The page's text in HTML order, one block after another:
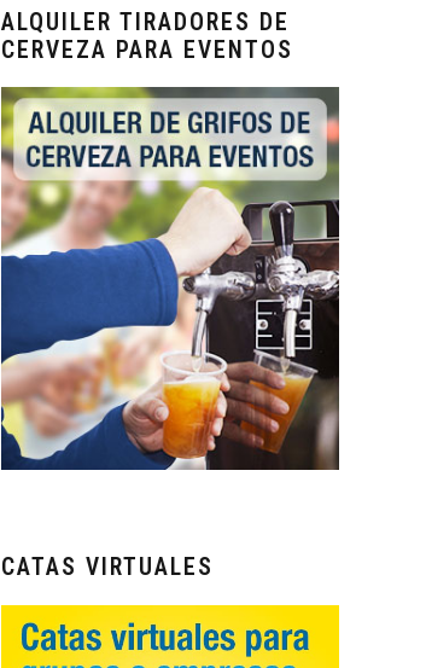
ALQUILER TIRADORES DE
CERVEZA PARA EVENTOS
CATAS VIRTUALES